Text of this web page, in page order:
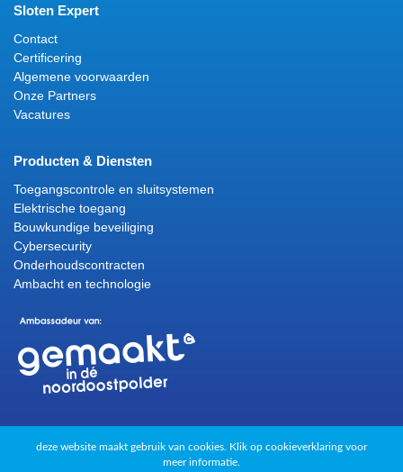
deze website maakt gebruik van cookies. Klik op cookieverklaring voor
meer informatie.
Sloten Expert
Contact
Certificering
Algemene voorwaarden
Onze Partners
Vacatures
Producten & Diensten
Toegangscontrole en sluitsystemen
Elektrische toegang
Bouwkundige beveiliging
Cybersecurity
Onderhoudscontracten
Ambacht en technologie